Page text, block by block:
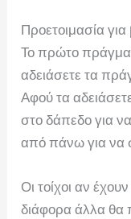
Προετοιμασία
Το πρώτο πράγμα
αδειάσετε τα
Αφού τα
στο δάπεδο για
από πάνω για να
Οι τοίχοι αν
διάφορα άλλα θα